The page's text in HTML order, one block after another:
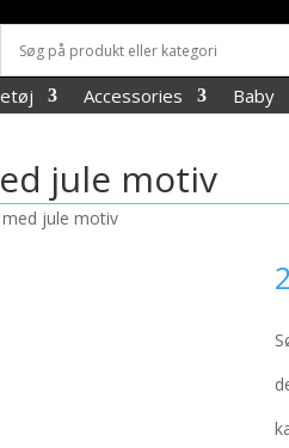
Accessories Baby
jule motiv
jule motiv